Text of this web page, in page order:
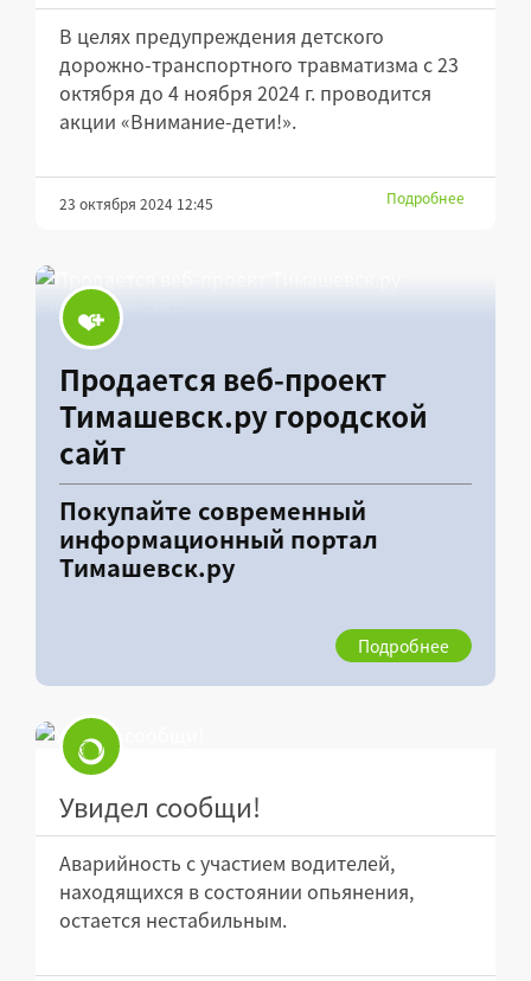
В целях предупреждения детского
дорожно-транспортного травматизма с 23
октября до 4 ноября 2024 г. проводится
акции «Внимание-дети!».
23 октября 2024 12:45 Подробнее
Продается веб-проект
Тимашевск.ру городской
сайт
Покупайте современный
информационный портал
Тимашевск.ру
Подробнее
Увидел сообщи!
Аварийность с участием водителей,
находящихся в состоянии опьянения,
остается нестабильным.